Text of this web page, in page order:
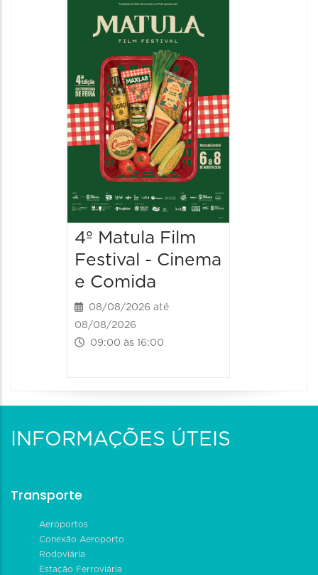
4º Matula Film
Festival - Cinema
e Comida
08/08/2026 até
08/08/2026
09:00 às 16:00
INFORMAÇÕES ÚTEIS
Transporte
Aeroportos
Conexão Aeroporto
Rodoviária
Estação Ferroviária